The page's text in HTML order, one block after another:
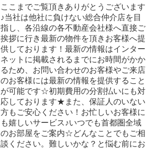
ここまでご覧頂きありがとうございます
♪当社は他社に負けない総合仲介店を目
指し、各沿線の各不動産会社様へ直接ご
挨拶に行き最新の物件を頂きお客様へ提
供しております！最新の情報はインター
ネットに掲載されるまでにお時間がかか
るため、お問い合わせのお客様やご来店
のお客様には最新の情報を提供すること
が可能です☆初期費用の分割払いにも対
応しております★また、保証人のいない
方もご安心ください！お忙しいお客様に
も嬉しいサービス♪いつでも首都圏全域
のお部屋をご案内☆どんなことでもご相
談ください。難しいかな？と悩む前にお